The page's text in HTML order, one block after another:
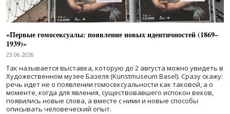
«Первые гомосексуалы: появление новых идентичностей (1869–
1939)»
23.06.2026
Так называется выставка, которую до 2 августа можно увидеть в
Художественном музее Базеля (Kunstmuseum Basel). Сразу скажу:
речь идет не о появлении гомосексуальности как таковой, а о
моменте, когда для явления, существовавшего испокон веков,
появились новые слова, а вместе с ними и новые способы
описывать человеческий опыт.